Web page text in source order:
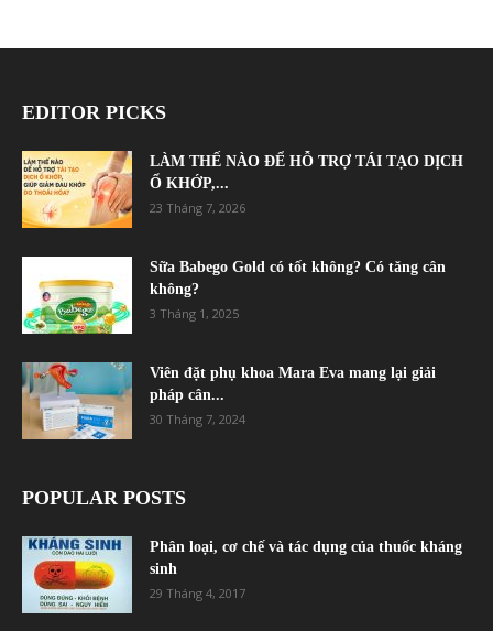
EDITOR PICKS
LÀM THẾ NÀO ĐỂ HỖ TRỢ TÁI TẠO DỊCH
Ổ KHỚP,...
23 Tháng 7, 2026
Sữa Babego Gold có tốt không? Có tăng cân
không?
3 Tháng 1, 2025
Viên đặt phụ khoa Mara Eva mang lại giải
pháp cân...
30 Tháng 7, 2024
POPULAR POSTS
Phân loại, cơ chế và tác dụng của thuốc kháng
sinh
29 Tháng 4, 2017